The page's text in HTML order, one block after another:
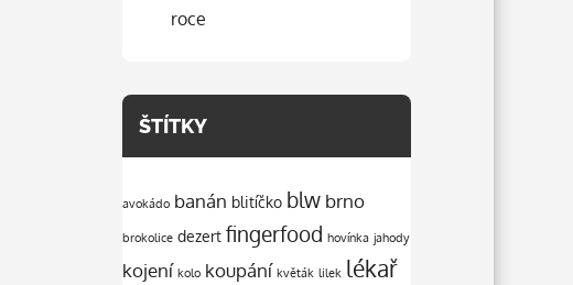
roce
ŠTÍTKY
avokádo banán blitíčko blw brno
brokolice dezert fingerfood hovínka jahody
kojení kolo koupání květák lilek lékař